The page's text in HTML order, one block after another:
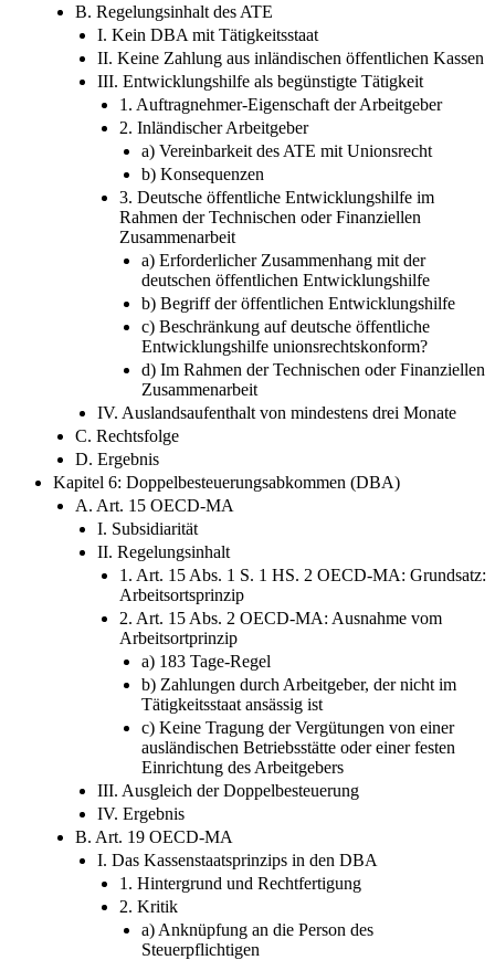
B. Regelungsinhalt des ATE
I. Kein DBA mit Tätigkeitsstaat
II. Keine Zahlung aus inländischen öffentlichen Kassen
III. Entwicklungshilfe als begünstigte Tätigkeit
1. Auftragnehmer-Eigenschaft der Arbeitgeber
2. Inländischer Arbeitgeber
a) Vereinbarkeit des ATE mit Unionsrecht
b) Konsequenzen
3. Deutsche öffentliche Entwicklungshilfe im
Rahmen der Technischen oder Finanziellen
Zusammenarbeit
a) Erforderlicher Zusammenhang mit der
deutschen öffentlichen Entwicklungshilfe
b) Begriff der öffentlichen Entwicklungshilfe
c) Beschränkung auf deutsche öffentliche
Entwicklungshilfe unionsrechtskonform?
d) Im Rahmen der Technischen oder Finanziellen
Zusammenarbeit
IV. Auslandsaufenthalt von mindestens drei Monate
C. Rechtsfolge
D. Ergebnis
Kapitel 6: Doppelbesteuerungsabkommen (DBA)
A. Art. 15 OECD-MA
I. Subsidiarität
II. Regelungsinhalt
1. Art. 15 Abs. 1 S. 1 HS. 2 OECD-MA: Grundsatz:
Arbeitsortsprinzip
2. Art. 15 Abs. 2 OECD-MA: Ausnahme vom
Arbeitsortprinzip
a) 183 Tage-Regel
b) Zahlungen durch Arbeitgeber, der nicht im
Tätigkeitsstaat ansässig ist
c) Keine Tragung der Vergütungen von einer
ausländischen Betriebsstätte oder einer festen
Einrichtung des Arbeitgebers
III. Ausgleich der Doppelbesteuerung
IV. Ergebnis
B. Art. 19 OECD-MA
I. Das Kassenstaatsprinzips in den DBA
1. Hintergrund und Rechtfertigung
2. Kritik
a) Anknüpfung an die Person des
Steuerpflichtigen